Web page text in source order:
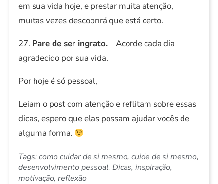
em sua vida hoje, e prestar muita atenção,
muitas vezes descobrirá que está certo.
27. Pare de ser ingrato.– Acorde cada dia
agradecido por sua vida.
Por hoje é só pessoal,
Leiam o post com atenção e reflitam sobre essas
dicas, espero que elas possam ajudar vocês de
alguma forma.
Tags:como cuidar de si mesmo, cuide de si mesmo,
desenvolvimento pessoal, Dicas, inspiração,
motivação, reflexão